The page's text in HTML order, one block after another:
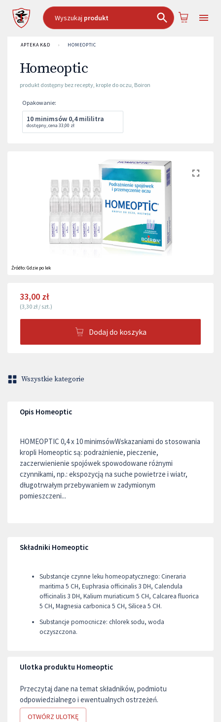
Wyszukaj produkt
APTEKA K&D › HOMEOPTIC
Homeoptic
produkt dostępny bez recepty, krople do oczu, Boiron
Opakowanie:
10 minimsów 0,4 mililitra
dostępny,cena 33,00 zł
Źródło:Gdzie po lek
33,00 zł
(3,30 zł / szt.)
Dodaj do koszyka
Wszystkie kategorie
Opis Homeoptic
HOMEOPTIC 0,4 x 10 minimsówWskazaniami do stosowania
kropli Homeoptic są: podrażnienie, pieczenie,
zaczerwienienie spojówek spowodowane różnymi
czynnikami, np.: ekspozycją na suche powietrze i wiatr,
długotrwałym przebywaniem w zadymionym
pomieszczeni...
Składniki Homeoptic
Substancje czynne leku homeopatycznego: Cineraria
maritima 5 CH, Euphrasia officinalis 3 DH, Calendula
officinalis 3 DH, Kalium muriaticum 5 CH, Calcarea fluorica
5 CH, Magnesia carbonica 5 CH, Silicea 5 CH.
Substancje pomocnicze: chlorek sodu, woda
oczyszczona.
Ulotka produktu Homeoptic
Przeczytaj dane na temat składników, podmiotu
odpowiedzialnego i ewentualnych ostrzeżeń.
OTWÓRZ ULOTKĘ